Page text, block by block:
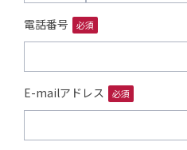
電話番号 必須
E-mailアドレス 必須